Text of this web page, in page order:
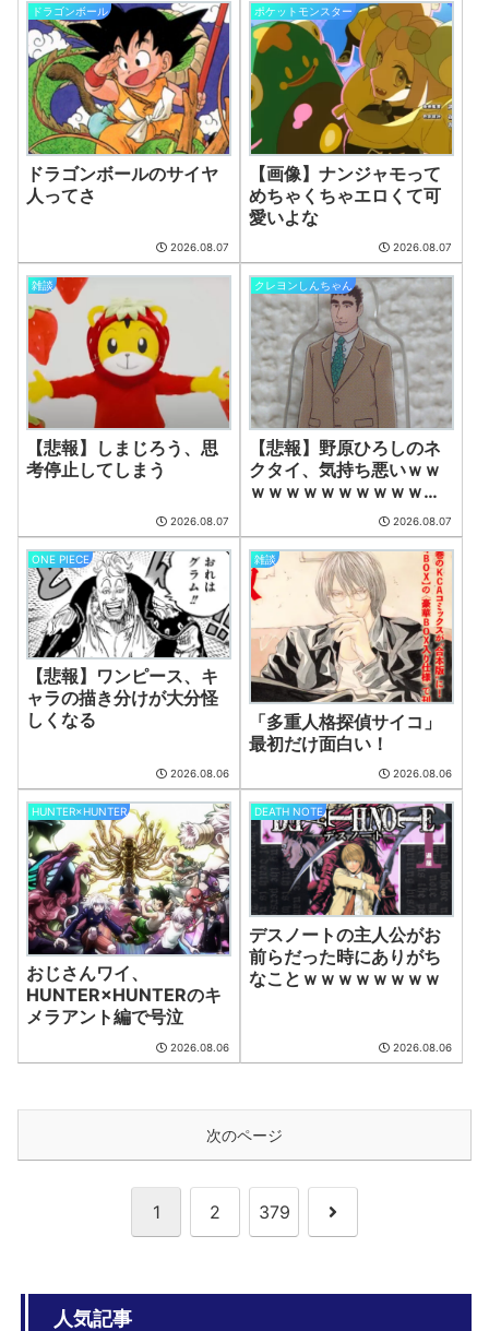
【知ってた】『ヤニねこ』、BPOで問題視されるwww (8/7 07:45)
ONE PIECE実写化キャスト予想！平野紫耀×今田美桜が話題 (7/30 22:21)
『クロノ・トリガー』これすごく良いゲームじゃない？ (7/30 22:11)
【艦これ】時津風ちゃんの誘い方 他 (7/30 22:01)
Powered by livedoor 相互RSS
ドラゴンボール
ドラゴンボールのサイヤ
人ってさ
2026.08.07
ポケットモンスター
【画像】ナンジャモって
めちゃくちゃエロくて可
愛いよな
2026.08.07
雑談
【悲報】しまじろう、思
考停止してしまう
2026.08.07
クレヨンしんちゃん
【悲報】野原ひろしのネ
クタイ、気持ち悪いｗｗ
ｗｗｗｗｗｗｗｗｗｗｗ
2026.08.07
ONE PIECE
【悲報】ワンピース、キ
ャラの描き分けが大分怪
しくなる
2026.08.06
雑談
「多重人格探偵サイコ」
最初だけ面白い！
2026.08.06
HUNTER×HUNTER
おじさんワイ、
HUNTER×HUNTERのキ
メラアント編で号泣
2026.08.06
DEATH NOTE
デスノートの主人公がお
前らだった時にありがち
なことｗｗｗｗｗｗｗｗ
2026.08.06
次のページ
1 2 379 次
人気記事